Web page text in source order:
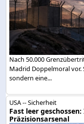
Nach 50.000
Madrid Doppelmoral
sondern eine...
USA -- Sicherheit
Fast leer
Präzisionsarsenal